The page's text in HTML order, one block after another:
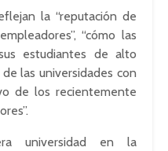
la “reputación de
“cómo las
estudiantes de alto
las universidades con
de los recientemente
universidad en la